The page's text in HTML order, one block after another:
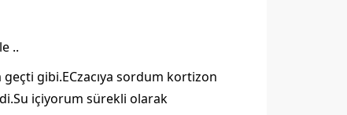
..
gibi.ECzacıya sordum kortizon
içiyorum sürekli olarak